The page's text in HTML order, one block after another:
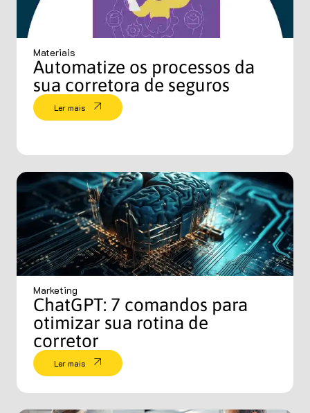
Materiais
Automatize os processos da
sua corretora de seguros
Ler mais
Marketing
ChatGPT: 7 comandos para
otimizar sua rotina de
corretor
Ler mais